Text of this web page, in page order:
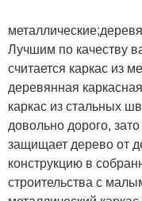
Лучшим по качеству
считается каркас из
деревянная
каркас из стальных
довольно дорого,
защищает дерево от
конструкцию в
строительства с